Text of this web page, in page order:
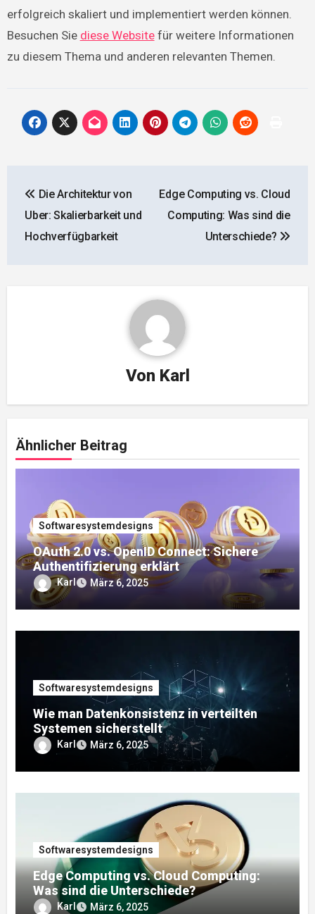
erfolgreich skaliert und implementiert werden können.
Besuchen Sie diese Websitefür weitere Informationen
zu diesem Thema und anderen relevanten Themen.
Die Architektur von
Uber: Skalierbarkeit und
Hochverfügbarkeit
Edge Computing vs. Cloud
Computing: Was sind die
Unterschiede?
Von Karl
Ähnlicher Beitrag
Softwaresystemdesigns
OAuth 2.0 vs. OpenID Connect: Sichere
Authentifizierung erklärt
Karl März 6, 2025
Softwaresystemdesigns
Wie man Datenkonsistenz in verteilten
Systemen sicherstellt
Karl März 6, 2025
Softwaresystemdesigns
Edge Computing vs. Cloud Computing:
Was sind die Unterschiede?
Karl März 6, 2025